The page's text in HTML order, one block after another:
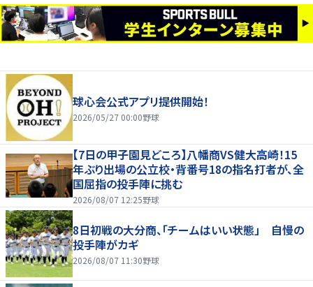
球心会公式アプリ提供開始！
2026/05/27 00:00野球
【7日の甲子園見どころ】八幡商VS健大高崎！15
年ぶり出場の公立校・背番号18の指名打者が、全
国屈指の投手陣に挑む
2026/08/07 12:25野球
8日初戦の大分商、「チームはいい状態」 自慢の
投手陣がカギ
2026/08/07 11:30野球